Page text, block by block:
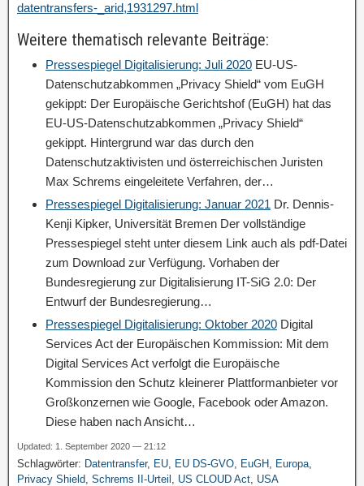
datentransfers-_arid,1931297.html
Weitere thematisch relevante Beiträge:
Pressespiegel Digitalisierung: Juli 2020 EU-US-
Datenschutzabkommen „Privacy Shield“ vom EuGH
gekippt: Der Europäische Gerichtshof (EuGH) hat das
EU-US-Datenschutzabkommen „Privacy Shield“
gekippt. Hintergrund war das durch den
Datenschutzaktivisten und österreichischen Juristen
Max Schrems eingeleitete Verfahren, der…
Pressespiegel Digitalisierung: Januar 2021 Dr. Dennis-
Kenji Kipker, Universität Bremen Der vollständige
Pressespiegel steht unter diesem Link auch als pdf-Datei
zum Download zur Verfügung. Vorhaben der
Bundesregierung zur Digitalisierung IT-SiG 2.0: Der
Entwurf der Bundesregierung…
Pressespiegel Digitalisierung: Oktober 2020 Digital
Services Act der Europäischen Kommission: Mit dem
Digital Services Act verfolgt die Europäische
Kommission den Schutz kleinerer Plattformanbieter vor
Großkonzernen wie Google, Facebook oder Amazon.
Diese haben nach Ansicht…
Updated: 1. September 2020 — 21:12
Schlagwörter: Datentransfer, EU, EU DS-GVO, EuGH, Europa,
Privacy Shield, Schrems II-Urteil , US CLOUD Act, USA